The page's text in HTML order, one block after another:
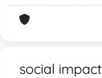
social impact